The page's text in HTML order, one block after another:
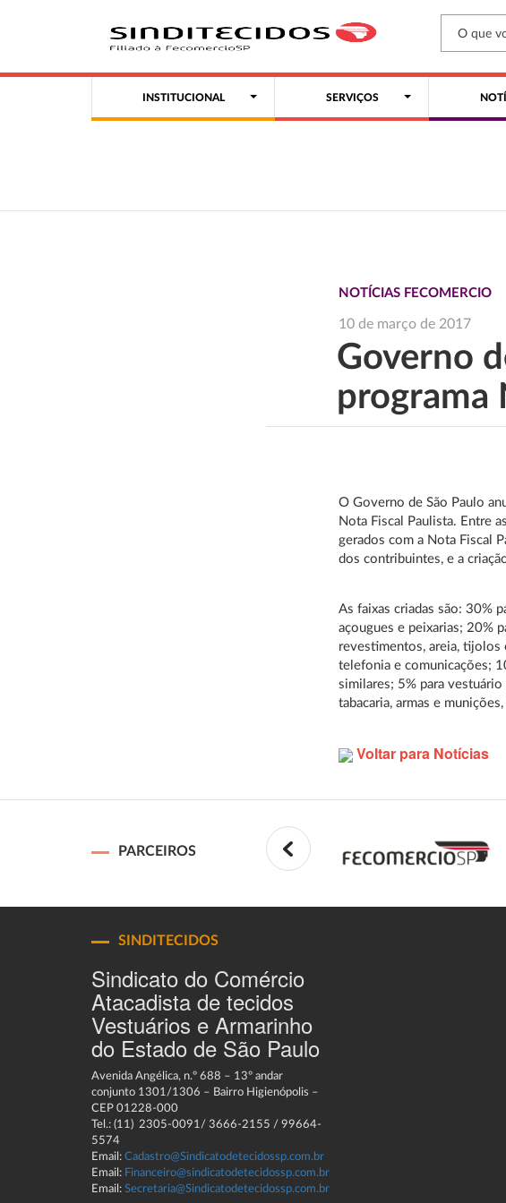
INSTITUCIONAL SERVIÇOS
NOTÍCIAS FECOMERCIO
10 de março de 2017
Governo
programa
O Governo de São Paulo
Nota Fiscal Paulista. Entre
gerados com a Nota Fiscal
dos contribuintes, e a
As faixas criadas são: 30%
açougues e peixarias; 20%
revestimentos, areia, tijolos
telefonia e comunicações;
similares; 5% para
tabacaria, armas e
Voltar para Notícias
PARCEIROS
SINDITECIDOS
Sindicato do Comércio
Atacadista de tecidos
Vestuários e Armarinho
do Estado de São Paulo
Avenida Angélica, n.º 688 – 13º andar
conjunto 1301/1306 – Bairro Higienópolis –
CEP 01228-000
Tel.: (11) 2305-0091/ 3666-2155 / 99664-
5574
Email: Cadastro@Sindicatodetecidossp.com.br
Email: Financeiro@sindicatodetecidossp.com.br
Email: Secretaria@Sindicatodetecidossp.com.br